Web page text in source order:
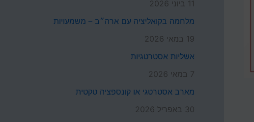
11 ביוני 2026
מלחמה בקואליציה עם ארה״ב – משמעויות
19 במאי 2026
אשליות אסטרטגיות
7 במאי 2026
מארב אסטרטגי או קונספציה טקטית
30 באפריל 2026